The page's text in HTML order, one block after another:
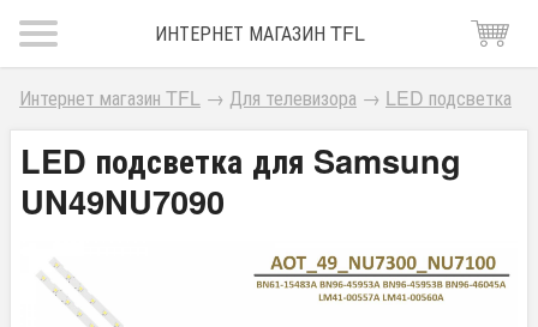
ИНТЕРНЕТ МАГАЗИН TFL
Интернет магазин TFL → Для телевизора → LED подсветка
LED подсветка для Samsung
UN49NU7090